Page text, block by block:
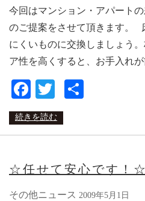
今回はマンション・アパート
のご提案をさせて頂きます。
にくいものに交換しましょう
ア性を高くすると、お手入れ
Facebook
Twitter
続きを読む
☆任せて安心です！☆
その他ニュース 2009年5月1日